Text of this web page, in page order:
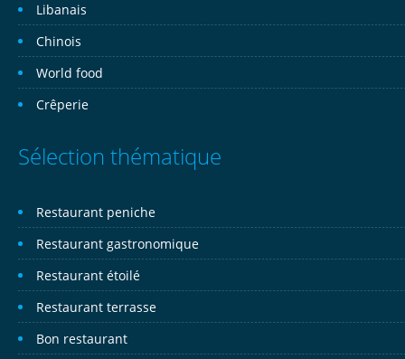
Libanais
Chinois
World food
Crêperie
Sélection thématique
Restaurant peniche
Restaurant gastronomique
Restaurant étoilé
Restaurant terrasse
Bon restaurant